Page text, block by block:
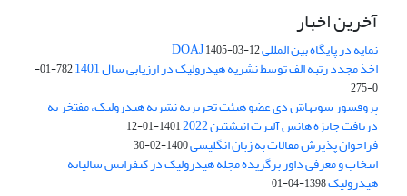
آخرین اخبار
نمایه در پایگاه بین المللی DOAJ1405-03-12
اخذ مجدد رتبه الف توسط نشریه هیدرولیک در ارزیابی سال 1401
782-01-
0-275
پروفسور سوبهاش دی عضو هیئت تحریریه نشریه هیدرولیک، مفتخر به
دریافت جایزه هانس آلبرت انیشتین 2022 1401-01-12
فراخوان پذیرش مقالات به زبان انگلیسی1400-02-30
انتخاب و معرفی داور برگزیده مجله هیدرولیک در کنفرانس سالیانه
هیدرولیک1398-04-01